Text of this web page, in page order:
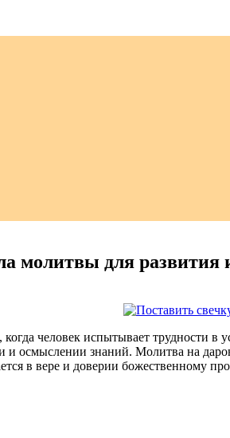
молитвы для развития
человек испытывает
осмыслении знаний. Молитва на
в вере и доверии божественному